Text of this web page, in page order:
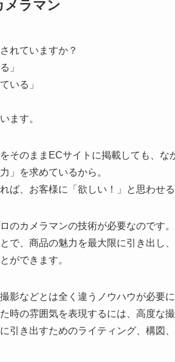
メラマン
れていますか？
」
いる」
ます。
そのままECサイトに掲載しても、な
」を求めているから。
ば、お客様に「欲しい！」と思わせ
のカメラマンの技術が必要なのです。
で、商品の魅力を最大限に引き出し
ができます。
影などとは全く違うノウハウが必要に
時の雰囲気を表現するには、高度な
引き出すためのライティング、構図